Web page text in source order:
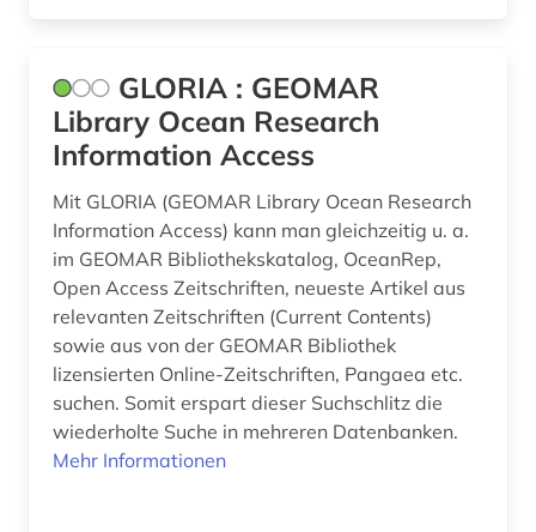
raumordnung (1)
schifffahrt (1)
sedimentologie (1)
steuerungs- und regelungstechnik (2)
tektonik (1)
GLORIA : GEOMAR
Library Ocean Research
Information Access
Mit GLORIA (GEOMAR Library Ocean Research
Information Access) kann man gleichzeitig u. a.
im GEOMAR Bibliothekskatalog, OceanRep,
Open Access Zeitschriften, neueste Artikel aus
relevanten Zeitschriften (Current Contents)
sowie aus von der GEOMAR Bibliothek
lizensierten Online-Zeitschriften, Pangaea etc.
suchen. Somit erspart dieser Suchschlitz die
wiederholte Suche in mehreren Datenbanken.
Mehr Informationen